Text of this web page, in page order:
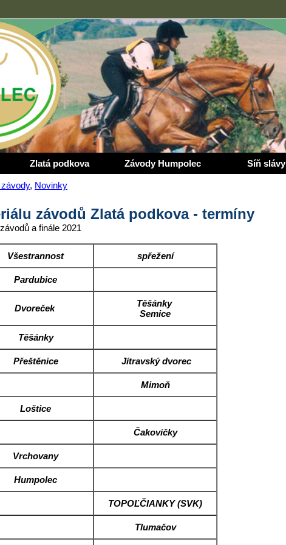
Zlatá podkova Závody Humpolec Síň slávy
, Novinky
závodů Zlatá podkova - termíny
a finále 2021
Všestrannost spřežení
Pardubice
Dvoreček
Těšánky
Semice
Těšánky
Přeštěnice Jítravský dvorec
Mimoň
Loštice
Čakovičky
Vrchovany
Humpolec
TOPOĽČIANKY (SVK)
Tlumačov